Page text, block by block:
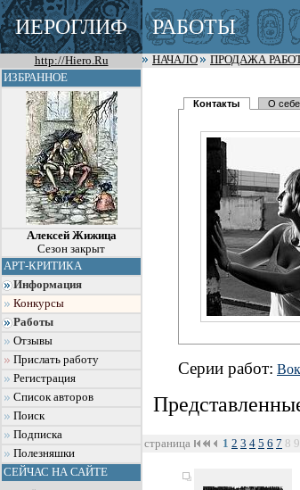
ИЕРОГЛИФ РАБОТЫ
http://Hiero.Ru НАЧАЛО ПРОДАЖА
ИЗБРАННОЕ
Алексей Жижица
Сезон закрыт
АРТ-КРИТИКА
Информация
Конкурсы
Работы
Отзывы
Прислать работу
Регистрация
Список авторов
Поиск
Подписка
Полезняшки
СЕЙЧАС НА САЙТЕ
Контакты О себе
Серии работ:
страница 1 2 3 4 5 6 7 8 9